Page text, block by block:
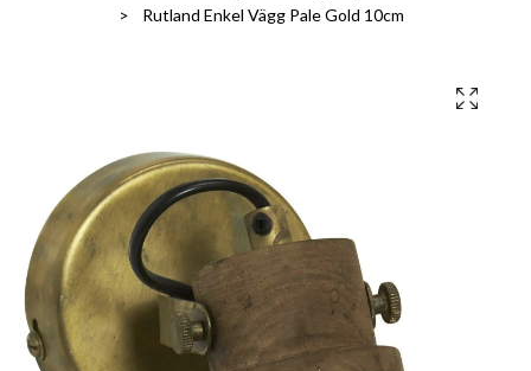
Rutland Enkel Vägg Pale Gold 10cm